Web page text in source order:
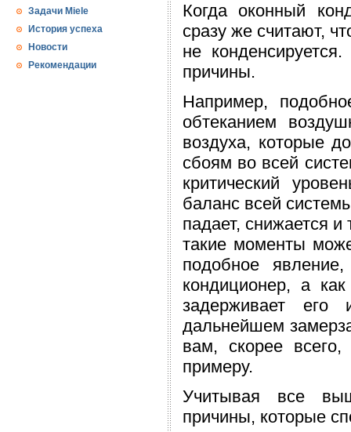
Задачи Miele
История успеха
Новости
Рекомендации
Когда оконный
сразу же считают,
не
причины.
Например,
обтеканием
воздуха, которые
сбоям во всей
критический
баланс всей
падает, снижается
такие моменты
подобное
кондиционер, а
задерживает
дальнейшем
вам, скорее
примеру.
Учитывая все
причины, которые